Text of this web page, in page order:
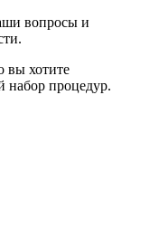
вопросы и
вы хотите
набор процедур.